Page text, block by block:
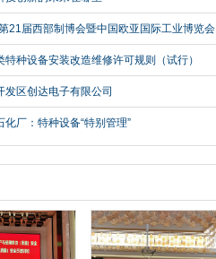
21届西部制博会暨中国欧亚国际工业博览会
特种设备安装改造维修许可规则（试行）
发区创达电子有限公司
化厂：特种设备“特别管理”